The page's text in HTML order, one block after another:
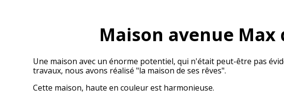
Maison avenue
Une maison avec un énorme potentiel, qui n'était peut-être pas
travaux, nous avons réalisé "la maison de ses rêves".
Cette maison, haute en couleur est harmonieuse.